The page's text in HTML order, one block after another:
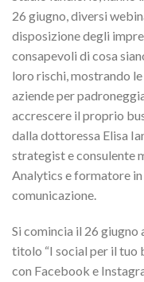
26 giugno, diversi
disposizione degli
consapevoli di cosa
loro rischi, mostrando
aziende per
accrescere il proprio
dalla dottoressa Elisa
strategist e consulente
Analytics e formatore
comunicazione.
Si comincia il 26
titolo “I social per il tuo
con Facebook e